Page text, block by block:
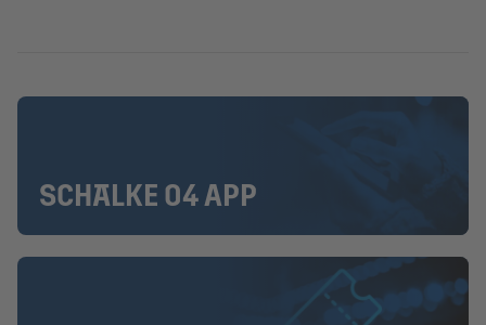
SCHALKE 04 APP